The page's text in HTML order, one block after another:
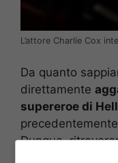
L’attore Charlie Cox
Da quanto
direttamente
supereroe di
Dunque,